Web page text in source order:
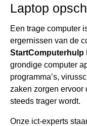
Laptop
Een trage computer
ergernissen van de
StartComputerhulp
grondige computer
programma’s,
zaken zorgen ervoor
steeds trager wordt.
Onze ict-experts